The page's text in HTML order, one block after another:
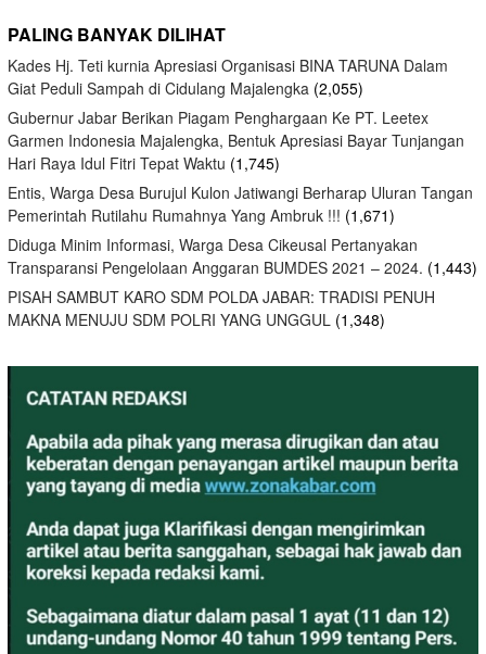
PALING BANYAK DILIHAT
Kades Hj. Teti kurnia Apresiasi Organisasi BINA TARUNA Dalam
Giat Peduli Sampah di Cidulang Majalengka (2,055)
Gubernur Jabar Berikan Piagam Penghargaan Ke PT. Leetex
Garmen Indonesia Majalengka, Bentuk Apresiasi Bayar Tunjangan
Hari Raya Idul Fitri Tepat Waktu (1,745)
Entis, Warga Desa Burujul Kulon Jatiwangi Berharap Uluran Tangan
Pemerintah Rutilahu Rumahnya Yang Ambruk !!! (1,671)
Diduga Minim Informasi, Warga Desa Cikeusal Pertanyakan
Transparansi Pengelolaan Anggaran BUMDES 2021 – 2024. (1,443)
PISAH SAMBUT KARO SDM POLDA JABAR: TRADISI PENUH
MAKNA MENUJU SDM POLRI YANG UNGGUL (1,348)